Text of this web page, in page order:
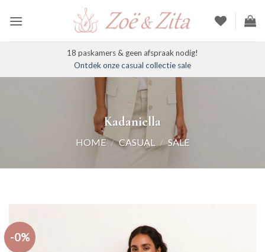
naar
18 paskamers & geen afspraak nodig!
Ontdek onze casual collectie sale
Kadaniella
HOME / CASUAL / SALE
-0%